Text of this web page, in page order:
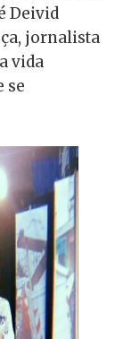
Deivid
jornalista
vida
se